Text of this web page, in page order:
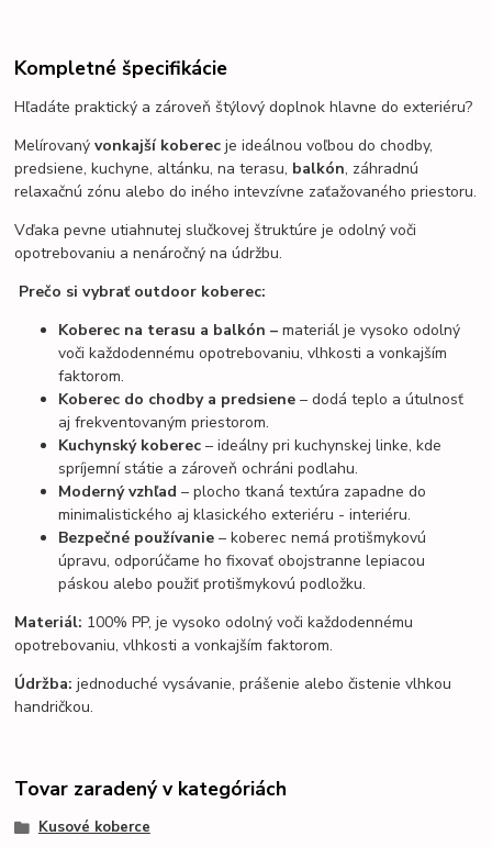
Kompletné špecifikácie
Hľadáte praktický a zároveň štýlový doplnok hlavne do exteriéru?
Melírovaný vonkajší koberec je ideálnou voľbou do chodby,
predsiene, kuchyne, altánku, na terasu, balkón, záhradnú
relaxačnú zónu alebo do iného intevzívne zaťažovaného priestoru.
Vďaka pevne utiahnutej slučkovej štruktúre je odolný voči
opotrebovaniu a nenáročný na údržbu.
Prečo si vybrať outdoor koberec:
Koberec na terasu a balkón – materiál je vysoko odolný
voči každodennému opotrebovaniu, vlhkosti a vonkajším
faktorom.
Koberec do chodby a predsiene – dodá teplo a útulnosť
aj frekventovaným priestorom.
Kuchynský koberec – ideálny pri kuchynskej linke, kde
spríjemní státie a zároveň ochráni podlahu.
Moderný vzhľad – plocho tkaná textúra zapadne do
minimalistického aj klasického exteriéru - interiéru.
Bezpečné používanie – koberec nemá protišmykovú
úpravu, odporúčame ho fixovať obojstranne lepiacou
páskou alebo použiť protišmykovú podložku.
Materiál: 100% PP, je vysoko odolný voči každodennému
opotrebovaniu, vlhkosti a vonkajším faktorom.
Údržba: jednoduché vysávanie, prášenie alebo čistenie vlhkou
handričkou.
Tovar zaradený v kategóriách
Kusové koberce